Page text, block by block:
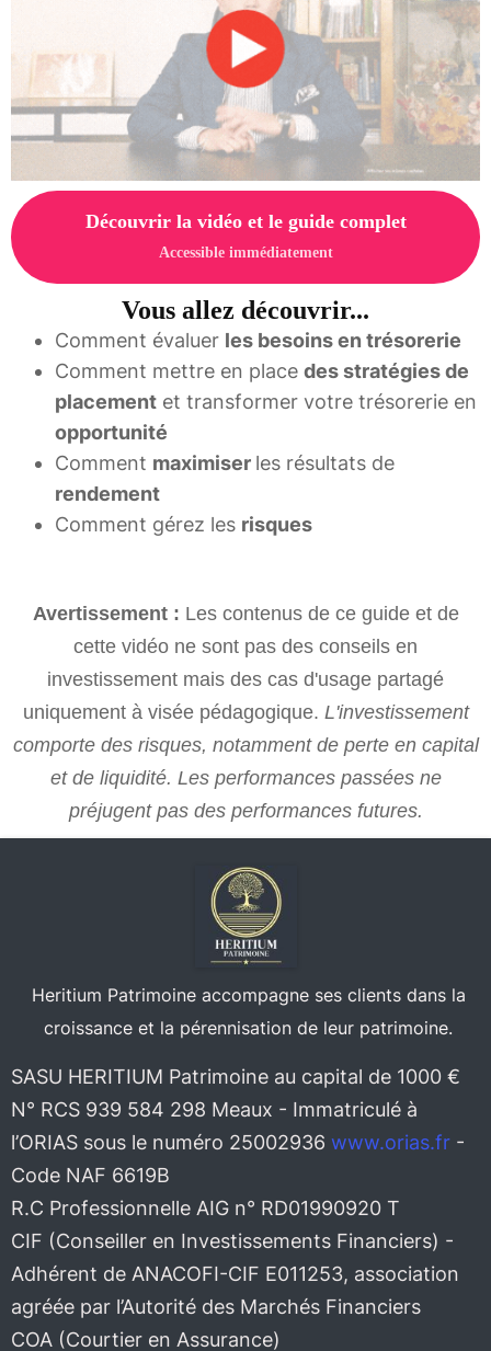
Découvrir la vidéo et le guide complet
Accessible immédiatement
Vous allez découvrir...
Comment évaluer les besoins en trésorerie
Comment mettre en place des stratégies de
placement et transformer votre trésorerie en
opportunité
Comment maximiser les résultats de
rendement
Comment gérez les risques
Avertissement : Les contenus de ce guide et de
cette vidéo ne sont pas des conseils en
investissement mais des cas d'usage partagé
uniquement à visée pédagogique. L'investissement
comporte des risques, notamment de perte en capital
et de liquidité. Les performances passées ne
préjugent pas des performances futures.
Heritium Patrimoine accompagne ses clients dans la
croissance et la pérennisation de leur patrimoine.
SASU HERITIUM Patrimoine au capital de 1000 €
N° RCS 939 584 298 Meaux - Immatriculé à
l’ORIAS sous le numéro 25002936 www.orias.fr -
Code NAF 6619B
R.C Professionnelle AIG n° RD01990920 T
CIF (Conseiller en Investissements Financiers) -
Adhérent de ANACOFI-CIF E011253, association
agréée par l’Autorité des Marchés Financiers
COA (Courtier en Assurance)